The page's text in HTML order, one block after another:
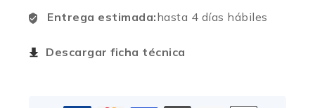
Entrega estimada:hasta 4 días hábiles
Descargar ficha técnica